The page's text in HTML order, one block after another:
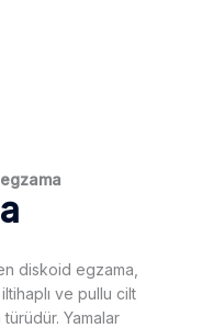
diskoid egzama,
ve pullu cilt
Yamalar